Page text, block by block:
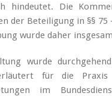
hindeutet. Die
der Beteiligung in §§ 75
wurde daher
wurde
für die
im